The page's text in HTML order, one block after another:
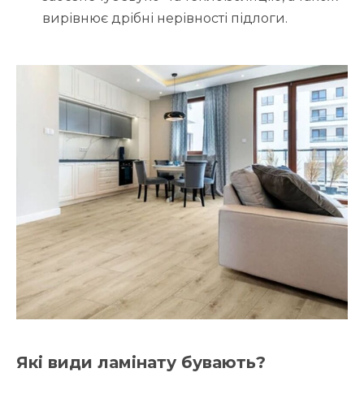
вирівнює дрібні нерівності підлоги.
Які види ламінату бувають?